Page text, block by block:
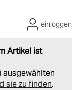
Artikel ist
sie zu finden.
einloggen